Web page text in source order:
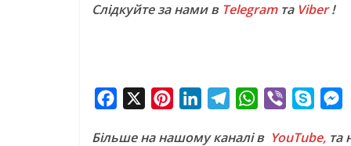
Слідкуйте за нами в Telegramта Viber!
c
n
n
l
W
a
b
y
s
Більше на нашому каналі в YouTube, та